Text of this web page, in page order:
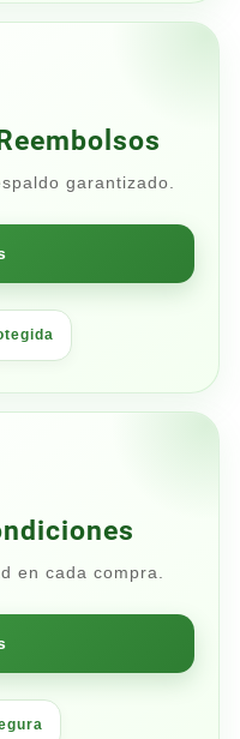
garantizado.
en cada compra.